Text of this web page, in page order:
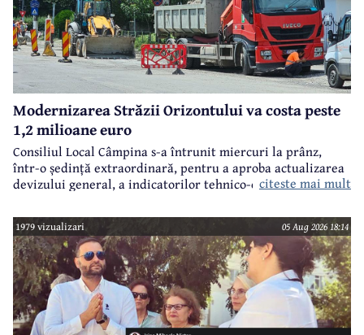
Modernizarea Străzii Orizontului va costa peste
1,2 milioane euro
Consiliul Local Câmpina s-a întrunit miercuri la prânz,
într-o ședință extraordinară, pentru a aproba actualizarea
devizului general, a indicatorilor tehnico-economici și a
realizarea modernizării Străzii Orizontului, obiectiv
finanțat prin Programul Național de Investiții ”Anghel
Saligny”.
citeste mai mult
1979 vizualizari 05 Aug 2026 18:14